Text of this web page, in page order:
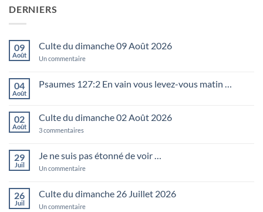
DERNIERS
09
Août
Culte du dimanche 09 Août 2026
Un commentairesur
dimanche
09
04
Août
Psaumes 127:2 En vain vous levez-vous matin …
Psaumes
En
levez-
matin
02
Août
Culte du dimanche 02 Août 2026
3 commentaires
dimanche
02
Août
29
Juil
Je ne suis pas étonné de voir …
Un commentairesur
pas
étonné
26
Juil
Culte du dimanche 26 Juillet 2026
Un commentairesur